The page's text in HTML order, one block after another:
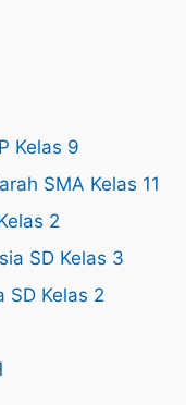
Kelas 9
SMA Kelas 11
2
SD Kelas 3
SD Kelas 2